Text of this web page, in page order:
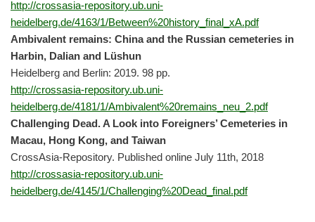
http://crossasia-repository.ub.uni-
heidelberg.de/4163/1/Between%20history_final_xA.pdf
Ambivalent remains: China and the Russian cemeteries in
Harbin, Dalian and Lüshun
Heidelberg and Berlin: 2019. 98 pp.
http://crossasia-repository.ub.uni-
heidelberg.de/4181/1/Ambivalent%20remains_neu_2.pdf
Challenging Dead. A Look into Foreigners’ Cemeteries in
Macau, Hong Kong, and Taiwan
CrossAsia-Repository. Published online July 11th, 2018
http://crossasia-repository.ub.uni-
heidelberg.de/4145/1/Challenging%20Dead_final.pdf